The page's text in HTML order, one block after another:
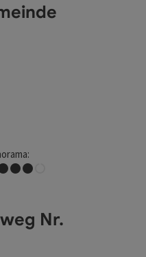
Panorama
Nr.